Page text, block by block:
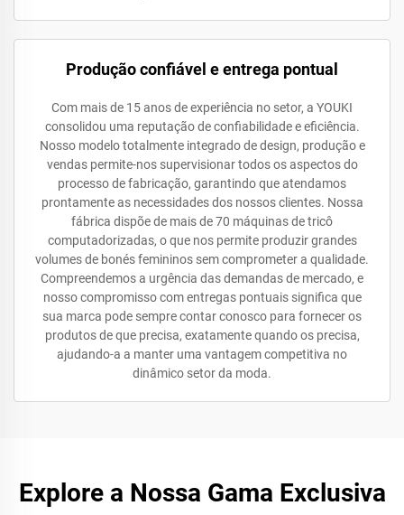
Produção confiável e entrega pontual
Com mais de 15 anos de experiência no setor, a YOUKI
consolidou uma reputação de confiabilidade e eficiência.
Nosso modelo totalmente integrado de design, produção e
vendas permite-nos supervisionar todos os aspectos do
processo de fabricação, garantindo que atendamos
prontamente as necessidades dos nossos clientes. Nossa
fábrica dispõe de mais de 70 máquinas de tricô
computadorizadas, o que nos permite produzir grandes
volumes de bonés femininos sem comprometer a qualidade.
Compreendemos a urgência das demandas de mercado, e
nosso compromisso com entregas pontuais significa que
sua marca pode sempre contar conosco para fornecer os
produtos de que precisa, exatamente quando os precisa,
ajudando-a a manter uma vantagem competitiva no
dinâmico setor da moda.
Explore a Nossa Gama Exclusiva